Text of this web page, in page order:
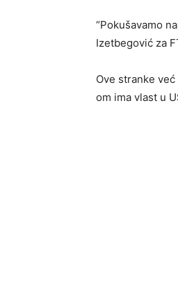
“Pokušavamo
Izetbegović za
Ove stranke
om ima vlast u